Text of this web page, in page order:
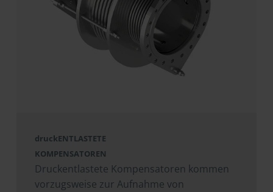
druckENTLASTETE
KOMPENSATOREN
Druckentlastete Kompensatoren kommen
vorzugsweise zur Aufnahme von